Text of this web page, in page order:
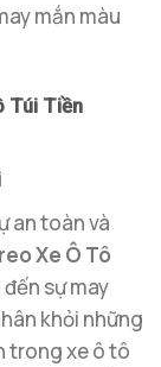
mắn màu
Túi Tiền
an toàn và
Xe Ô Tô
sự may
khỏi những
trong xe ô tô